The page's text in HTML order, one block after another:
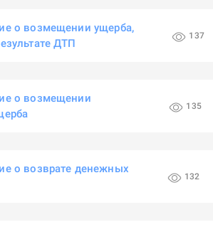
о возмещении ущерба,
ДТП
137
о возмещении
135
о возврате денежных
132